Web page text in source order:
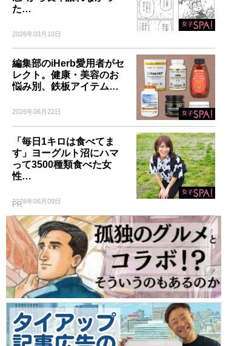
た…
2026年03月10日
編集部のiHerb愛用者がセ
レクト。健康・美容のお
悩み別、鉄板アイテム…
2026年06月22日
「毎日1キロは食べてま
す」ヨーグルト沼にハマ
って3500種類食べた女
性…
2026年06月09日
PR